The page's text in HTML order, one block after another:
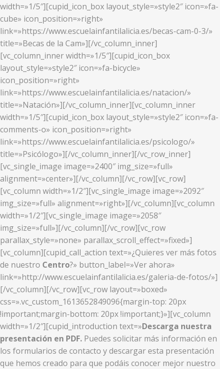
width=»1/5″][cupid_icon_box layout_style=»style2″ icon=»fa-
cube» icon_position=»right»
link=»https://www.escuelainfantilalicia.es/becas-cam-0-3/»
title=»Becas de la Cam»][/vc_column_inner]
[vc_column_inner width=»1/5″][cupid_icon_box
layout_style=»style2″ icon=»fa-bicycle»
icon_position=»right»
link=»https://www.escuelainfantilalicia.es/natacion/»
title=»Natación»][/vc_column_inner][vc_column_inner
width=»1/5″][cupid_icon_box layout_style=»style2″ icon=»fa-
comments-o» icon_position=»right»
link=»https://www.escuelainfantilalicia.es/psicologo/»
title=»Psicólogo»][/vc_column_inner][/vc_row_inner]
[vc_single_image image=»2400″ img_size=»full»
alignment=»center»][/vc_column][/vc_row][vc_row]
[vc_column width=»1/2″][vc_single_image image=»2092″
img_size=»full» alignment=»right»][/vc_column][vc_column
width=»1/2″][vc_single_image image=»2058″
img_size=»full»][/vc_column][/vc_row][vc_row
parallax_style=»none» parallax_scroll_effect=»fixed»]
[vc_column][cupid_call_action text=»¿Quieres ver más fotos
de nuestro Centro?» button_label=»Ver ahora»
link=»http://www.escuelainfantilalicia.es/galeria-de-fotos/»]
[/vc_column][/vc_row][vc_row layout=»boxed»
css=».vc_custom_1613652849096{margin-top: 20px
!important;margin-bottom: 20px !important;}»][vc_column
width=»1/2″][cupid_introduction text=»Descarga nuestra
presentación en PDF. Puedes solicitar más información en
los formularios de contacto y descargar esta presentación
que hemos creado para que podáis conocer mejor nuestro